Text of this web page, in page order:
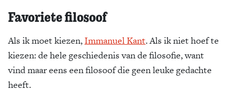
Favoriete filosoof
Als ik moet kiezen,Immanuel Kant. Als ik niet hoef te
kiezen: de hele geschiedenis van de filosofie, want
vind maar eens een filosoof die geen leuke gedachte
heeft.